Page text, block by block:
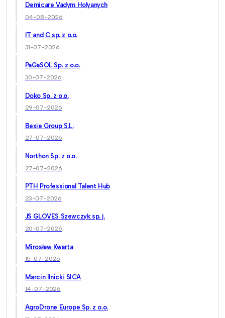
Demicare Vadym Holyanych
04-08-2026
IT and C sp. z o.o.
31-07-2026
PaGaSOL Sp. z o.o.
30-07-2026
Doko Sp. z o.o.
29-07-2026
Bexie Group S.L.
27-07-2026
Northon Sp. z o.o.
27-07-2026
PTH Professional Talent Hub
23-07-2026
JS GLOVES Szewczyk sp. j.
20-07-2026
Mirosław Kwarta
15-07-2026
Marcin Ilnicki SICA
14-07-2026
AgroDrone Europe Sp. z o.o.